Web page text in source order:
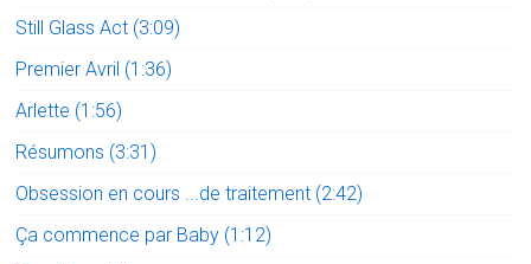
Still Glass Act (3:09)
Premier Avril (1:36)
Arlette (1:56)
Résumons (3:31)
Obsession en cours ...de traitement (2:42)
Ça commence par Baby (1:12)